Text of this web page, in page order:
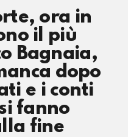
ora in
il più
Bagnaia,
dopo
e i conti
fanno
fine